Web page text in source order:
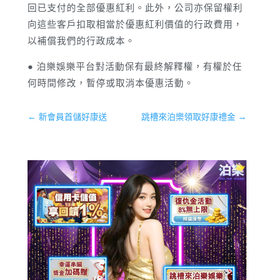
回已支付的全部優惠紅利。此外，公司亦保留權利
向這些客戶扣取相當於優惠紅利價值的行政費用，
以補償我們的行政成本。
● 泊樂娛樂平台對活動保有最終解釋權，有權於任
何時間修改，暫停或取消本優惠活動。
← 新會員首儲好康送 跳槽來泊樂領取好康禮金 →